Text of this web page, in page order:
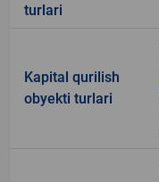
turlari
Kapital qurilish
obyekti turlari